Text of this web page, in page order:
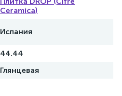
Ceramica)
Испания
44.44
Глянцевая